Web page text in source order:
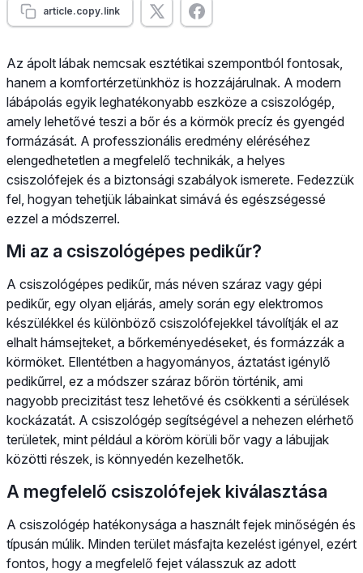
article.copy.link
Az ápolt lábak nemcsak esztétikai szempontból fontosak,
hanem a komfortérzetünkhöz is hozzájárulnak. A modern
lábápolás egyik leghatékonyabb eszköze a csiszológép,
amely lehetővé teszi a bőr és a körmök precíz és gyengéd
formázását. A professzionális eredmény eléréséhez
elengedhetetlen a megfelelő technikák, a helyes
csiszolófejek és a biztonsági szabályok ismerete. Fedezzük
fel, hogyan tehetjük lábainkat simává és egészségessé
ezzel a módszerrel.
Mi az a csiszológépes pedikűr?
A csiszológépes pedikűr, más néven száraz vagy gépi
pedikűr, egy olyan eljárás, amely során egy elektromos
készülékkel és különböző csiszolófejekkel távolítják el az
elhalt hámsejteket, a bőrkeményedéseket, és formázzák a
körmöket. Ellentétben a hagyományos, áztatást igénylő
pedikűrrel, ez a módszer száraz bőrön történik, ami
nagyobb precizitást tesz lehetővé és csökkenti a sérülések
kockázatát. A csiszológép segítségével a nehezen elérhető
területek, mint például a köröm körüli bőr vagy a lábujjak
közötti részek, is könnyedén kezelhetők.
A megfelelő csiszolófejek kiválasztása
A csiszológép hatékonysága a használt fejek minőségén és
típusán múlik. Minden terület másfajta kezelést igényel, ezért
fontos, hogy a megfelelő fejet válasszuk az adott